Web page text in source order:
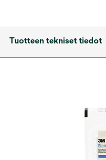
Tuotteen tekniset tiedot